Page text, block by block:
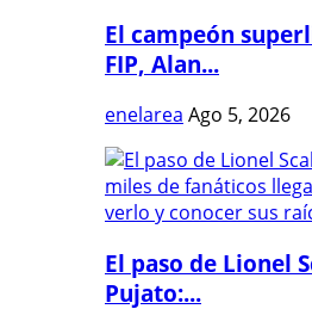
El campeón
FIP, Alan...
enelarea Ago 5, 2026
El paso de Lionel
Pujato:...